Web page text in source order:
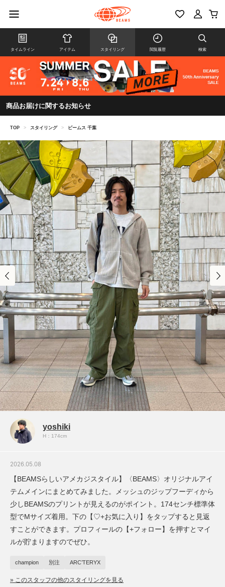
タイムライン アイテム スタイリング 閲覧履歴 検索
商品お届けに関するお知らせ
TOP > スタイリング > ビームス 千葉
yoshiki
H：174cm
2026.05.08
【BEAMSらしいアメカジスタイル】〈BEAMS〉オリジナルアイ
テムメインにまとめてみました。メッシュのジップフーディから
少しBEAMSのプリントが見えるのがポイント。174センチ標準体
型でMサイズ着用。下の【♡+お気に入り】をタップすると見返
すことができます。プロフィールの【+フォロー】を押すとマイ
ルが貯まりますのでぜひ。
champion 別注 ARC’TERYX
» このスタッフの他のスタイリングを見る